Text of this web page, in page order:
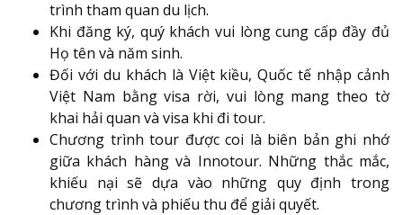
trình tham quan du lịch.
Khi đăng ký, quý khách vui lòng cung cấp đầy đủ
Họ tên và năm sinh.
Đối với du khách là Việt kiều, Quốc tế nhập cảnh
Việt Nam bằng visa rời, vui lòng mang theo tờ
khai hải quan và visa khi đi tour.
Chương trình tour được coi là biên bản ghi nhớ
giữa khách hàng và Innotour. Những thắc mắc,
khiếu nại sẽ dựa vào những quy định trong
chương trình và phiếu thu để giải quyết.